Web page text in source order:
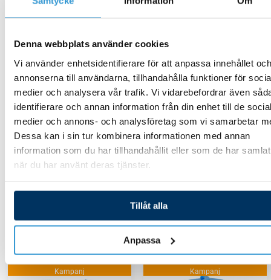
Denna webbplats använder cookies
Vi använder enhetsidentifierare för att anpassa innehållet och
annonserna till användarna, tillhandahålla funktioner för
medier och analysera vår trafik. Vi vidarebefordrar även
identifierare och annan information från din enhet till de
medier och annons- och analysföretag som vi samarbetar
Dessa kan i sin tur kombinera informationen med annan
information som du har tillhandahållit eller som de har
när du har använt deras tjänster.
Tillåt alla
Anpassa
Spafilter
Spafilter
Artesian/Coleman
SC772
579,00kr
Spafilter
Spafilter Mountain
Spring Jacuzzi Italian
SC714
Lägg till i varukorg
-
Kampanj
-
Kampanj